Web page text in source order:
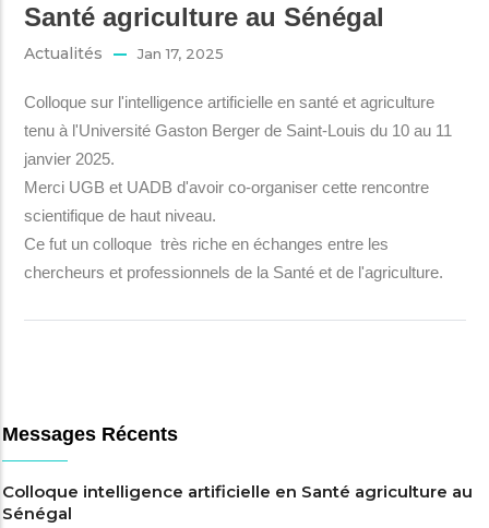
Santé agriculture au Sénégal
Actualités Jan 17, 2025
Colloque sur l'intelligence artificielle en santé et agriculture
tenu à l'Université Gaston Berger de Saint-Louis du 10 au 11
janvier 2025.
Merci UGB et UADB d'avoir co-organiser cette rencontre
scientifique de haut niveau.
Ce fut un colloque très riche en échanges entre les
chercheurs et professionnels de la Santé et de l'agriculture.
Messages Récents
Colloque intelligence artificielle en Santé agriculture au
Sénégal